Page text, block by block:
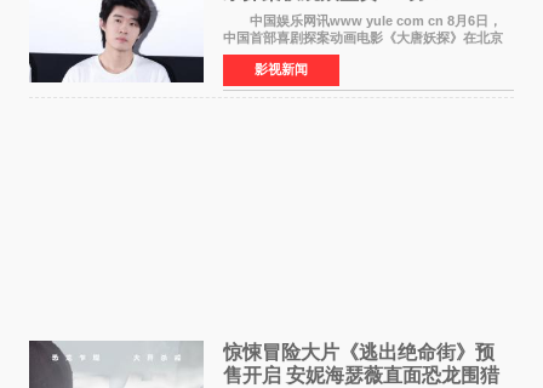
中国娱乐网讯www yule com cn 8月6日，
中国首部喜剧探案动画电影《大唐妖探》在北京
举办电影首映礼。导演程腾、联合导演黄珉、总
制片人曹紫建、制片人李莹莹，配音导演张喆，
对白指导程寅，领
影视新闻
惊悚冒险大片《逃出绝命街》预
售开启 安妮海瑟薇直面恐龙围猎